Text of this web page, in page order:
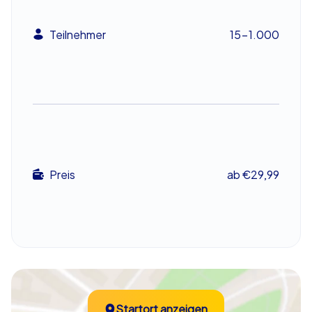
Das Xmas Geocaching in Freiberg ist nicht nur eine
Sie während der Tour lösen müssen, fördern die
kann. Nur durch gemeinsames Handeln und
strategisches Denken können Sie die meisten Punkte
Die weihnachtlichen Teamaufgaben, die Sie beim Xmas
Geocaching in Freiberg erwarten, sind vielfältig und
Teilnehmer 15-1.000
Preis ab €29,99